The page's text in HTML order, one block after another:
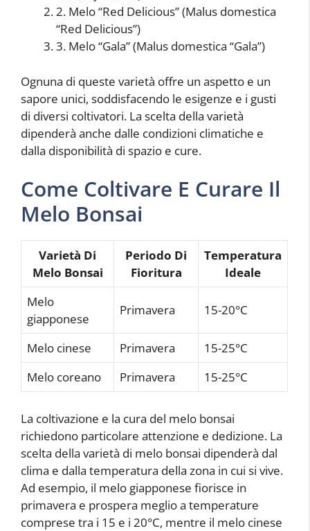
2. Melo “Red Delicious” (Malus domestica
“Red Delicious”)
3. Melo “Gala” (Malus domestica “Gala”)
Ognuna di queste varietà offre un aspetto e un
sapore unici, soddisfacendo le esigenze e i gusti
di diversi coltivatori. La scelta della varietà
dipenderà anche dalle condizioni climatiche e
dalla disponibilità di spazio e cure.
Come Coltivare E Curare Il
Melo Bonsai
Varietà Di
Melo Bonsai
Periodo Di
Fioritura
Temperatura
Ideale
Melo
giapponese
Primavera 15-20°C
Melo cinese Primavera
15-25°C
Melo coreano
Primavera 15-25°C
La coltivazione e la cura del melo bonsai
richiedono particolare attenzione e dedizione. La
scelta della varietà di melo bonsai dipenderà dal
clima e dalla temperatura della zona in cui si vive.
Ad esempio, il melo giapponese fiorisce in
primavera e prospera meglio a temperature
comprese tra i 15 e i 20°C, mentre il melo cinese